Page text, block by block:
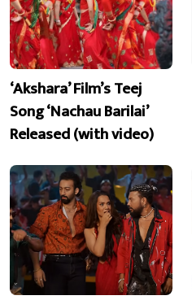
‘Akshara’ Film’s Teej
Song ‘Nachau Barilai’
Released (with video)